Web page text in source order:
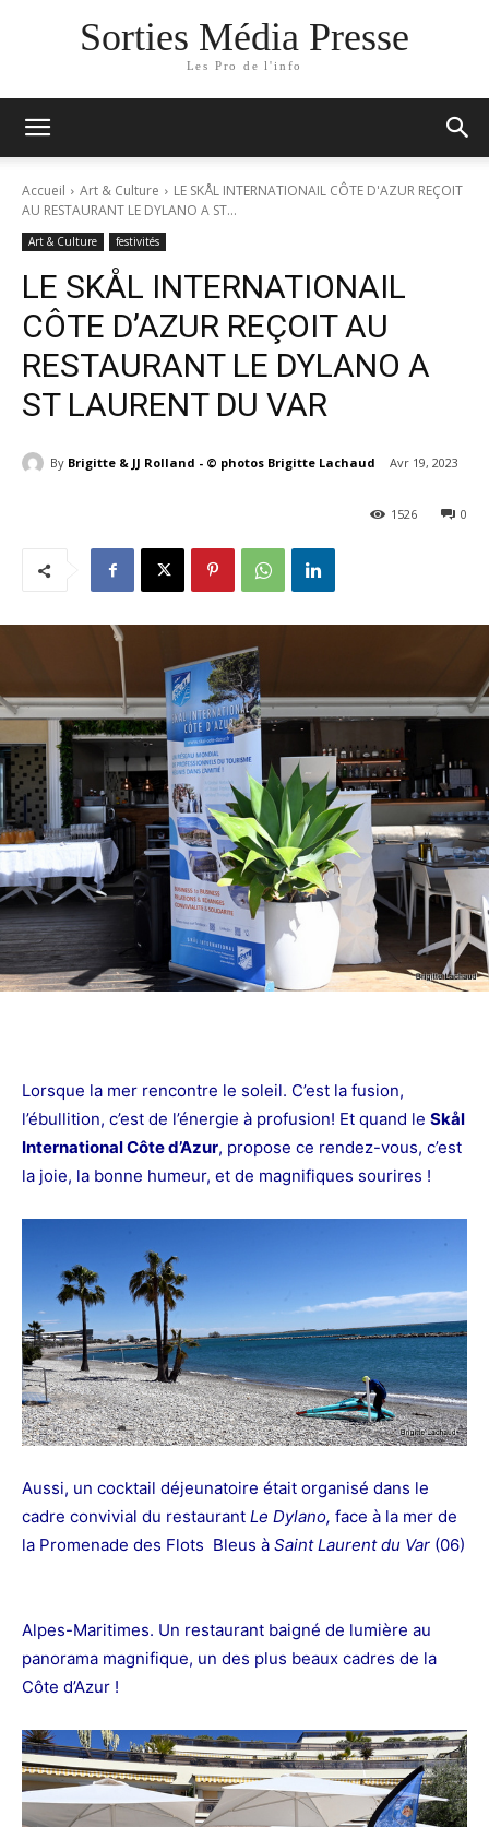
Sorties Média Presse
Les Pro de l'info
Accueil Art & Culture
LE SKÅL INTERNATIONAIL CÔTE D'AZUR REÇOIT
AU RESTAURANT LE DYLANO A ST...
Art & Culture festivités
LE SKÅL INTERNATIONAIL
CÔTE D’AZUR REÇOIT AU
RESTAURANT LE DYLANO A
ST LAURENT DU VAR
By Brigitte & JJ Rolland - © photos Brigitte Lachaud Avr 19, 2023
0
1526
Lorsque la mer rencontre le soleil. C’est la fusion,
l’ébullition, c’est de l’énergie à profusion! Et quand le Skål
International Côte d’Azur, propose ce rendez-vous, c’est
la joie, la bonne humeur, et de magnifiques sourires !
Aussi, un cocktail déjeunatoire était organisé dans le
cadre convivial du restaurant Le Dylano, face à la mer de
la Promenade des Flots Bleus à Saint Laurent du Var (06)
Alpes-Maritimes. Un restaurant baigné de lumière au
panorama magnifique, un des plus beaux cadres de la
Côte d’Azur !